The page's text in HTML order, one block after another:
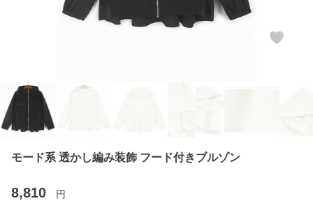
モード系 透かし編み装飾 フード付きブルゾン
8,810 円